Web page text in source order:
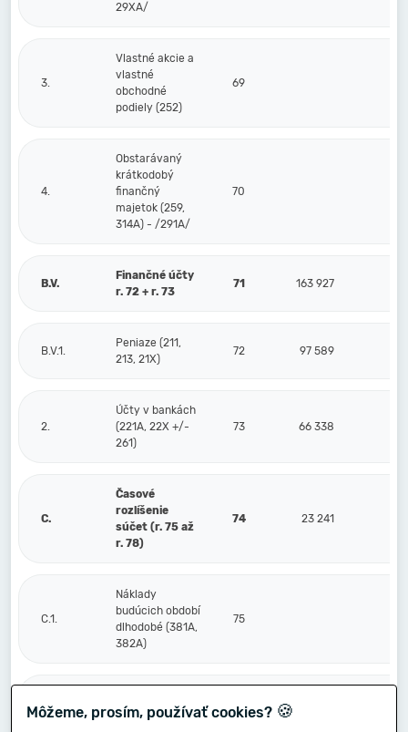
29XA/
3.
Vlastné akcie a
vlastné
obchodné
podiely (252)
69
4.
Obstarávaný
krátkodobý
finančný
majetok (259,
314A) - /291A/
70
B.V.
Finančné účty
r. 72 + r. 73
71 163 927
B.V.1.
Peniaze (211,
213, 21X)
72 97 589
2.
Účty v bankách
(221A, 22X +/-
261)
73 66 338
C.
Časové
rozlíšenie
súčet (r. 75 až
r. 78)
74 23 241
C.1.
Náklady
budúcich období
dlhodobé (381A,
382A)
75
2.
budúcich období
76
Môžeme, prosím, používať cookies? 🍪